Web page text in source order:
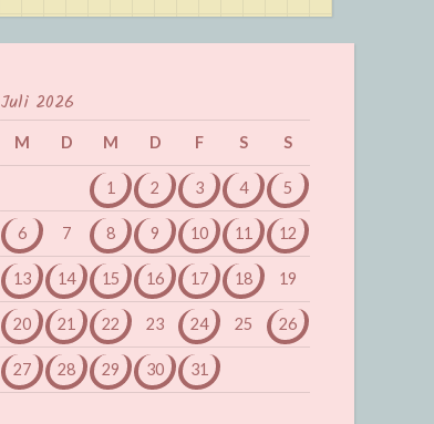
Juli 2026
M D M D F S S
1 2 3 4 5
6 7 8 9 10 11 12
13 14 15 16 17 18 19
20 21 22 23 24 25 26
27 28 29 30 31